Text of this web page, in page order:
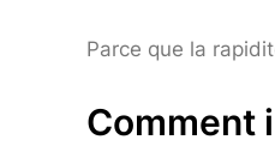
Parce que la
Comment